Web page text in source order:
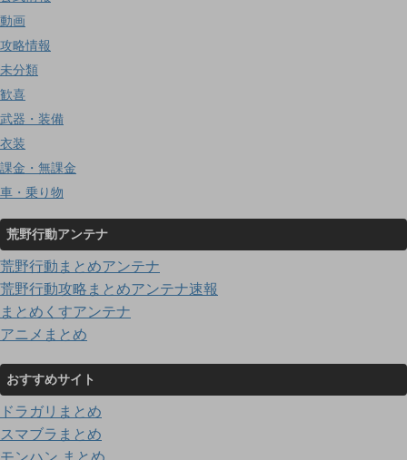
動画
攻略情報
未分類
歓喜
武器・装備
衣装
課金・無課金
車・乗り物
荒野行動アンテナ
荒野行動まとめアンテナ
荒野行動攻略まとめアンテナ速報
まとめくすアンテナ
アニメまとめ
おすすめサイト
ドラガリまとめ
スマブラまとめ
モンハン まとめ